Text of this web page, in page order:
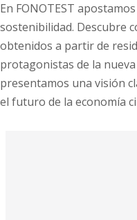
En FONOTEST
sostenibilidad. Descubre
obtenidos a partir de
protagonistas de la
presentamos una visión
el futuro de la economía